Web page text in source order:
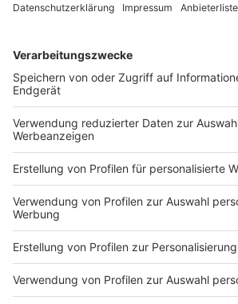
Christian Lindner
Anzeige
Laura Potting hat sich mit dem
FDP und dem ehemaligen
Christian Lindner, zum Interview
beschreibt sich im Interview als
fordert weniger Bürokratie und
Ukraine will er bedingungslos weiter
will eine wirtschaftliche Wende zu
Deutschland herbeiführen.